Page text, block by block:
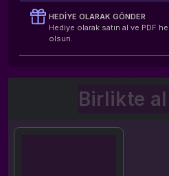
HEDIYE OLARAK GÖNDER
Hediye olarak satın al ve PDF
olsun.
Birlikte